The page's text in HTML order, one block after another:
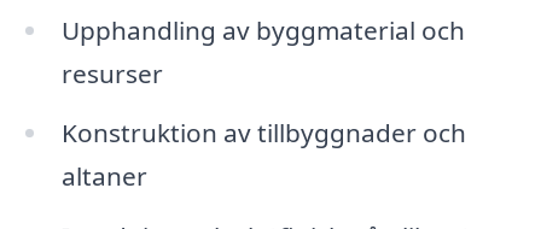
Upphandling av byggmaterial och
resurser
Konstruktion av tillbyggnader och
altaner